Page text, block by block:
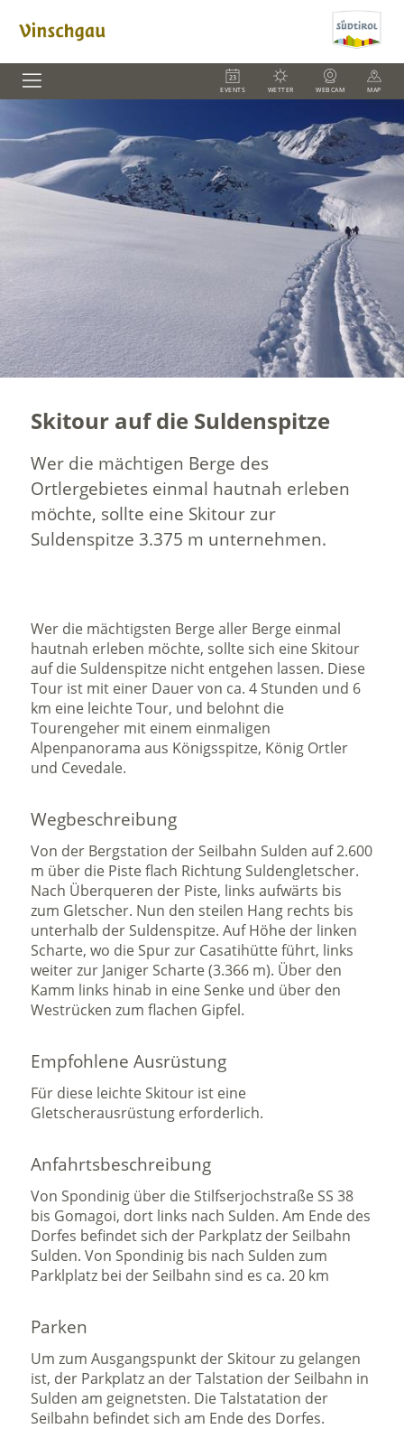
EVENTS WETTER WEBCAM MAP
Skitour auf die Suldenspitze
Wer die mächtigen Berge des
Ortlergebietes einmal hautnah erleben
möchte, sollte eine Skitour zur
Suldenspitze 3.375 m unternehmen.
Wer die mächtigsten Berge aller Berge einmal
hautnah erleben möchte, sollte sich eine Skitour
auf die Suldenspitze nicht entgehen lassen. Diese
Tour ist mit einer Dauer von ca. 4 Stunden und 6
km eine leichte Tour, und belohnt die
Tourengeher mit einem einmaligen
Alpenpanorama aus Königsspitze, König Ortler
und Cevedale.
Wegbeschreibung
Von der Bergstation der Seilbahn Sulden auf 2.600
m über die Piste flach Richtung Suldengletscher.
Nach Überqueren der Piste, links aufwärts bis
zum Gletscher. Nun den steilen Hang rechts bis
unterhalb der Suldenspitze. Auf Höhe der linken
Scharte, wo die Spur zur Casatihütte führt, links
weiter zur Janiger Scharte (3.366 m). Über den
Kamm links hinab in eine Senke und über den
Westrücken zum flachen Gipfel.
Empfohlene Ausrüstung
Für diese leichte Skitour ist eine
Gletscherausrüstung erforderlich.
Anfahrtsbeschreibung
Von Spondinig über die Stilfserjochstraße SS 38
bis Gomagoi, dort links nach Sulden. Am Ende des
Dorfes befindet sich der Parkplatz der Seilbahn
Sulden. Von Spondinig bis nach Sulden zum
Parklplatz bei der Seilbahn sind es ca. 20 km
Parken
Um zum Ausgangspunkt der Skitour zu gelangen
ist, der Parkplatz an der Talstation der Seilbahn in
Sulden am geignetsten. Die Talstatation der
Seilbahn befindet sich am Ende des Dorfes.